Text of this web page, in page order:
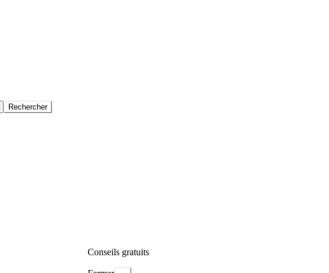
Rechercher
Conseils gratuits